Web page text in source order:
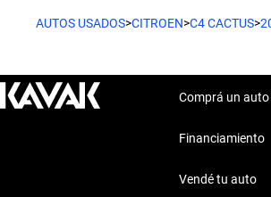
AUTOS USADOS>CITROEN>C4 CACTUS>
Comprá un auto
Financiamiento
Vendé tu auto